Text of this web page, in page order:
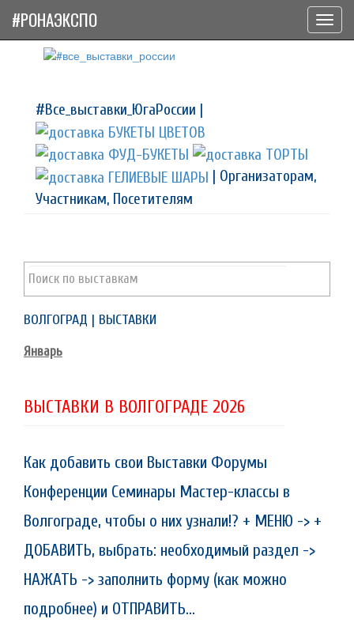
#Все_выставки_ЮгаРоссии |
| Организаторам,
Участникам, Посетителям
ВОЛГОГРАД | ВЫСТАВКИ
Январь
ВЫСТАВКИ В ВОЛГОГРАДЕ 2026
Как добавить свои Выставки Форумы
Конференции Семинары Мастер-классы в
Волгограде, чтобы о них узнали!? + МЕНЮ -> +
ДОБАВИТЬ, выбрать: необходимый раздел ->
НАЖАТЬ -> заполнить форму (как можно
подробнее) и ОТПРАВИТЬ...
#РОНАЭКСПО